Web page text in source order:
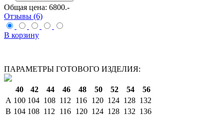
Общая цена: 6800.-
Отзывы (6)
В корзину
ПАРАМЕТРЫ ГОТОВОГО ИЗДЕЛИЯ:
40 42 44 46 48 50 52 54
56
A 100 104 108 112 116 120 124 128 132
B 104 108 112 116 120 124 128 132 136